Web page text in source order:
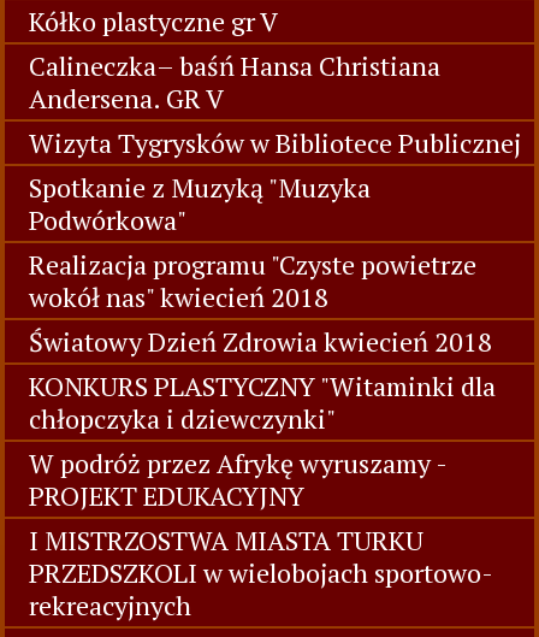
Kółko plastyczne gr V
Calineczka– baśń Hansa Christiana
Andersena. GR V
Wizyta Tygrysków w Bibliotece Publicznej
Spotkanie z Muzyką "Muzyka
Podwórkowa"
Realizacja programu "Czyste powietrze
wokół nas" kwiecień 2018
Światowy Dzień Zdrowia kwiecień 2018
KONKURS PLASTYCZNY "Witaminki dla
chłopczyka i dziewczynki"
W podróż przez Afrykę wyruszamy -
PROJEKT EDUKACYJNY
I MISTRZOSTWA MIASTA TURKU
PRZEDSZKOLI w wielobojach sportowo-
rekreacyjnych